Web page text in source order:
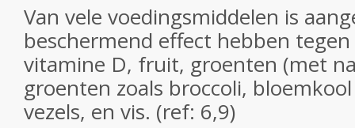
Van vele voedingsmiddelen is
beschermend effect hebben
vitamine D, fruit, groenten (met
groenten zoals broccoli,
vezels, en vis. (ref: 6,9)